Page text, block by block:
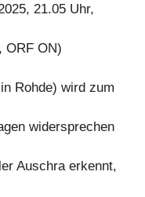
21.05 Uhr,
ORF ON)
Rohde) wird zum
widersprechen
Auschra erkennt,